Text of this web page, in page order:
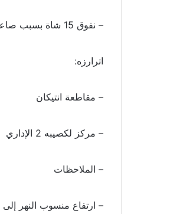
– نفوق 15 شاة بسبب صاعقة رعدية.
اترارزه:
– مقاطعة انتيكان
– مركز لكصيبه 2 الإداري
– الملاحظات
– ارتفاع منسوب النهر إلى 5 م و5 سم